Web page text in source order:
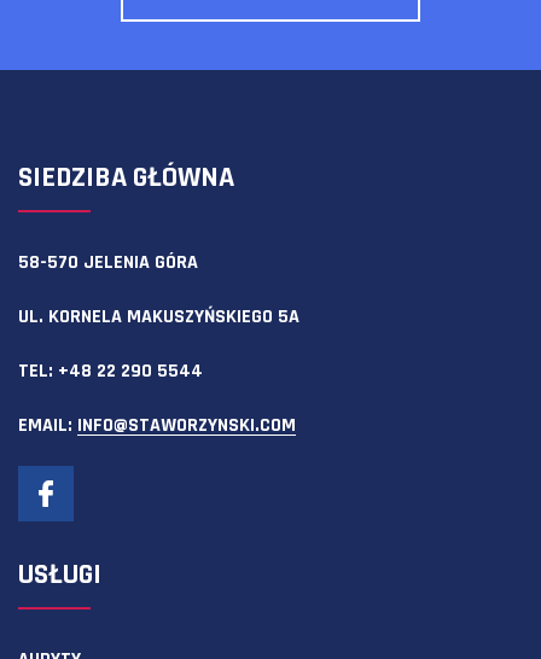
SIEDZIBA GŁÓWNA
58-570 JELENIA GÓRA
UL. KORNELA MAKUSZYŃSKIEGO 5A
TEL: +48 22 290 5544
EMAIL: INFO@STAWORZYNSKI.COM
USŁUGI